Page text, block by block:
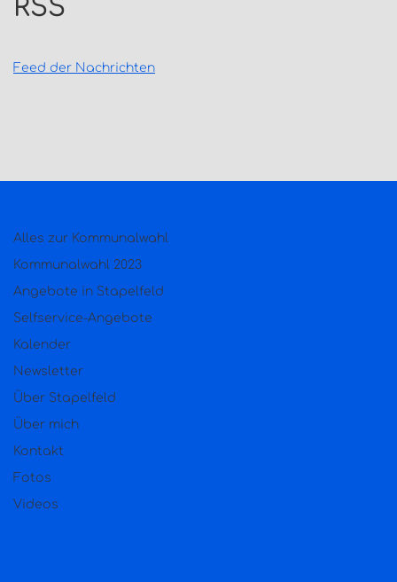
RSS
Feed der Nachrichten
Alles zur Kommunalwahl
Kommunalwahl 2023
Angebote in Stapelfeld
Selfservice-Angebote
Kalender
Newsletter
Über Stapelfeld
Über mich
Kontakt
Fotos
Videos